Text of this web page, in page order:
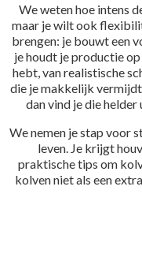
We weten hoe intens
maar je wilt ook
brengen: je bouwt een
je houdt je productie
hebt, van realistische
die je makkelijk
dan vind je die
We nemen je stap voor
leven. Je krijgt
praktische tips om
kolven niet als een